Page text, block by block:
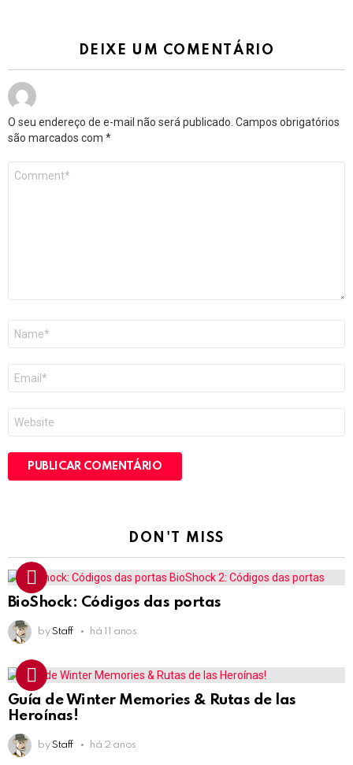
DEIXE UM COMENTÁRIO
O seu endereço de e-mail não será publicado. Campos obrigatórios
são marcados com *
mail
*
DON'T MISS
BioShock: Códigos das portas
by Staff há 11 anos
Guía de Winter Memories & Rutas de las
Heroínas!
by Staff há 2 anos